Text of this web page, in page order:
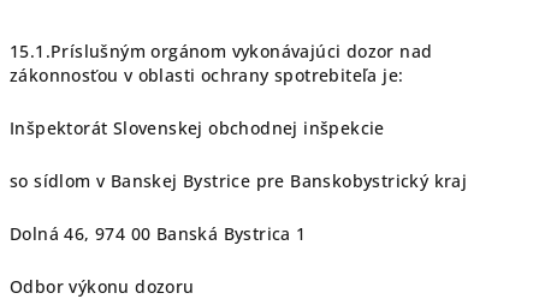
15.1.Príslušným orgánom vykonávajúci dozor nad
zákonnosťou v oblasti ochrany spotrebiteľa je:
Inšpektorát Slovenskej obchodnej inšpekcie
so sídlom v Banskej Bystrice pre Banskobystrický kraj
Dolná 46, 974 00 Banská Bystrica 1
Odbor výkonu dozoru